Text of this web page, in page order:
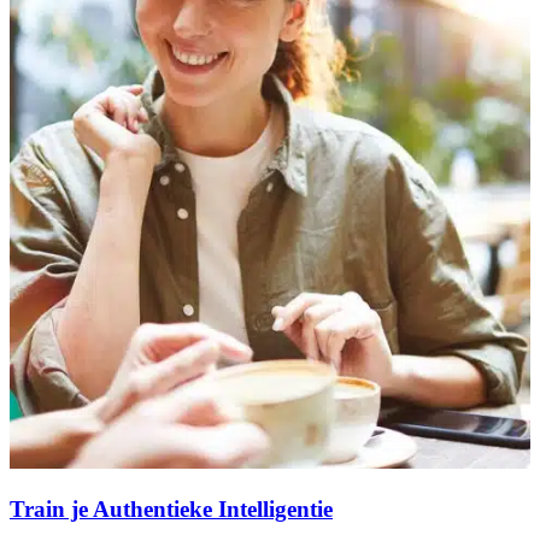
Train je Authentieke Intelligentie